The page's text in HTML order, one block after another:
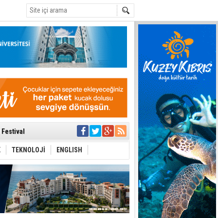
Festival
yitirdi
geliniyor
yönetim
kalınmaması
yönetim
TEKNOLOJİ ENGLISH